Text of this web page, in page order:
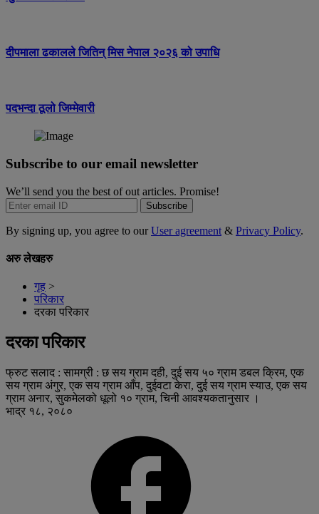
दीपमाला ढकालले जितिन् मिस नेपाल २०२६ को उपाधि
पदभन्दा ठूलो जिम्मेवारी
Subscribe to our email newsletter
We’ll send you the best of out articles. Promise!
Subscribe
By signing up, you agree to ourUser agreement & Privacy Policy.
अरु लेखहरु
गृह >
परिकार
दरका परिकार
दरका परिकार
फ्रुट सलाद : सामग्री : छ सय ग्राम दही, दुई सय ५० ग्राम डबल क्रिम, एक
सय ग्राम अंगुर, एक सय ग्राम आँप, दुईवटा केरा, दुई सय ग्राम स्याउ, एक सय
ग्राम अनार, सुकमेलको धूलो १० ग्राम, चिनी आवश्यकतानुसार ।
भाद्र १८, २०८०